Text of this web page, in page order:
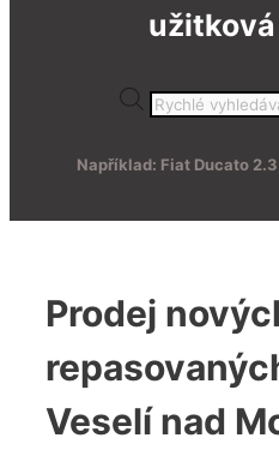
Products
Například: Fiat Ducato
Prodej
Veselí nad